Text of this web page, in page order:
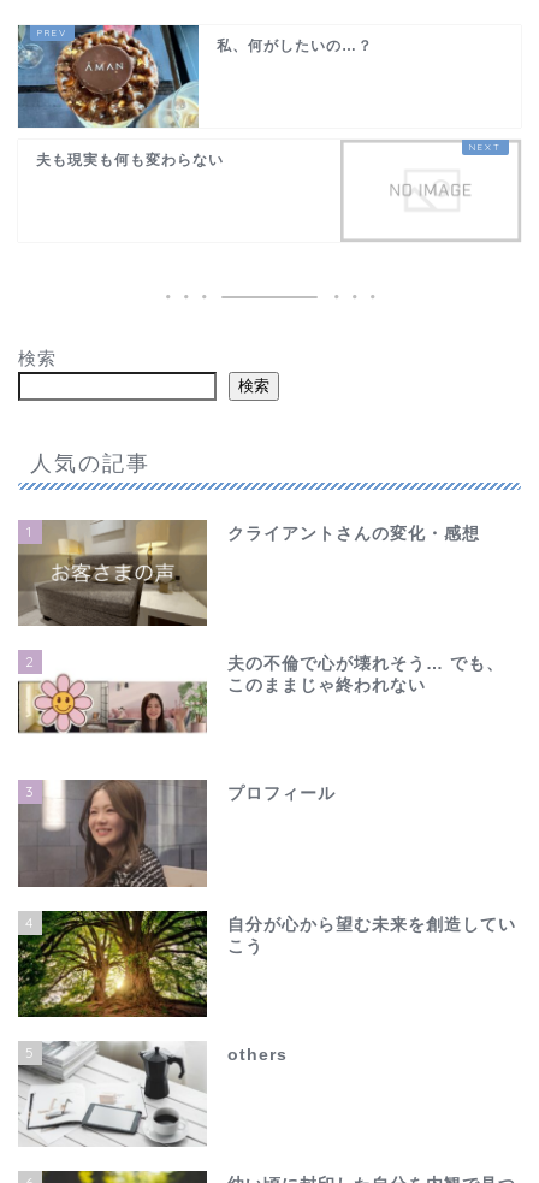
私、何がしたいの…？
夫も現実も何も変わらない
検索
検索
人気の記事
1 クライアントさんの変化・感想
2
夫の不倫で心が壊れそう… でも、
このままじゃ終われない
3 プロフィール
4
自分が心から望む未来を創造してい
こう
5 others
夫の不倫で心が壊れそう…
でも、このままじゃ終わ